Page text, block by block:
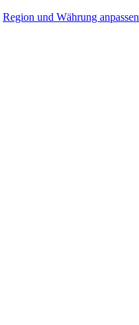
Region und Währung anpassen